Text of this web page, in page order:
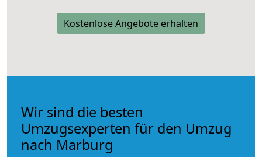
Kostenlose Angebote erhalten
Wir sind die besten
Umzugsexperten für den Umzug
nach Marburg